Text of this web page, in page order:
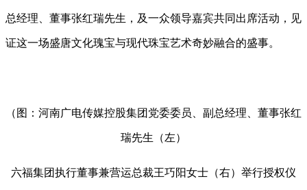
总经理、董事张红瑞先生，及一众领导嘉宾共同出席活动，见
证这一场盛唐文化瑰宝与现代珠宝艺术奇妙融合的盛事。
（图：河南广电传媒控股集团党委委员、副总经理、董事张红
瑞先生（左）
六福集团执行董事兼营运总裁王巧阳女士（右）举行授权仪